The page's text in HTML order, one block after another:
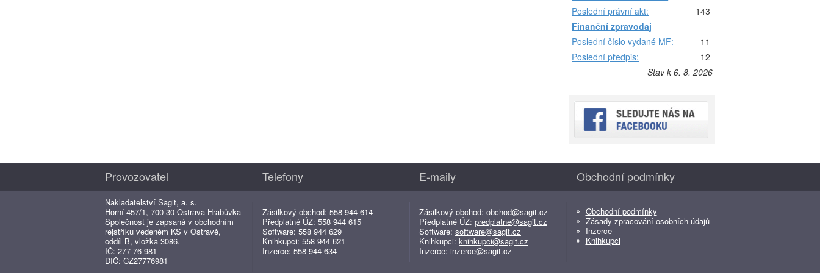
Poslední právní akt:
143
Finanční zpravodaj
Poslední číslo vydané MF:
11
Poslední předpis:
12
Stav k 6. 8. 2026
Provozovatel
Nakladatelství Sagit, a. s.
Horní 457/1, 700 30 Ostrava-Hrabůvka
Společnost je zapsaná v obchodním
rejstříku vedeném KS v Ostravě,
oddíl B, vložka 3086.
IČ: 277 76 981
DIČ: CZ27776981
Telefony
Zásilkový obchod: 558 944 614
Předplatné ÚZ: 558 944 615
Software: 558 944 629
Knihkupci: 558 944 621
Inzerce: 558 944 634
E-maily
Zásilkový obchod: obchod@sagit.cz
Předplatné ÚZ: predplatne@sagit.cz
Software: software@sagit.cz
Knihkupci: knihkupci@sagit.cz
Inzerce: inzerce@sagit.cz
Obchodní podmínky
Obchodní podmínky
Zásady zpracování osobních údajů
Inzerce
Knihkupci